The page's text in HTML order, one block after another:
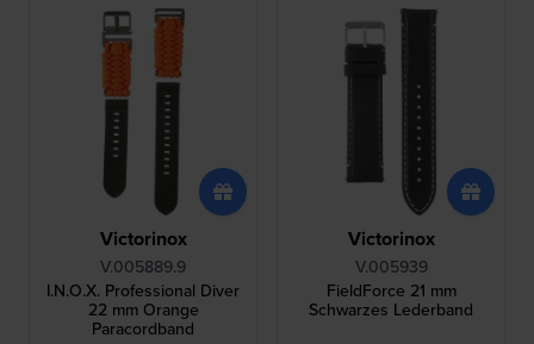
Victorinox
V.005889.9
I.N.O.X. Professional Diver
22 mm Orange
Paracordband
Victorinox
V.005939
FieldForce 21 mm
Schwarzes Lederband